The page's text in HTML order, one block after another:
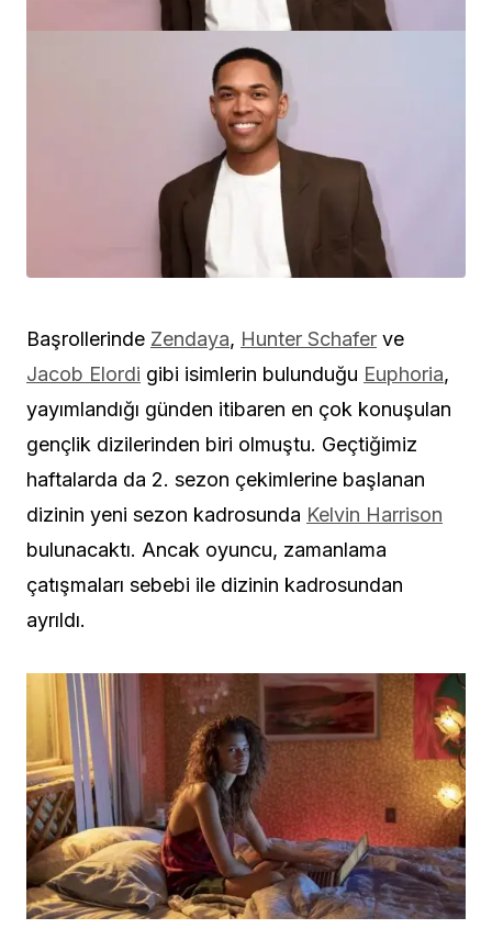
Başrollerinde Zendaya, Hunter Schafer ve
Jacob Elordi gibi isimlerin bulunduğu Euphoria,
yayımlandığı günden itibaren en çok konuşulan
gençlik dizilerinden biri olmuştu. Geçtiğimiz
haftalarda da 2. sezon çekimlerine başlanan
dizinin yeni sezon kadrosunda Kelvin Harrison
bulunacaktı. Ancak oyuncu, zamanlama
çatışmaları sebebi ile dizinin kadrosundan
ayrıldı.